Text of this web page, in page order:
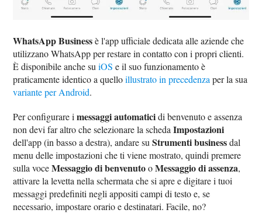
WhatsApp Businessè l'app ufficiale dedicata alle aziende che
utilizzano WhatsApp per restare in contatto con i propri clienti.
È disponibile anche suiOS e il suo funzionamento è
praticamente identico a quelloillustrato in precedenza per la sua
variante per Android.
Per configurare imessaggi automaticidi benvenuto e assenza
non devi far altro che selezionare la schedaImpostazioni
dell'app (in basso a destra), andare suStrumenti businessdal
menu delle impostazioni che ti viene mostrato, quindi premere
sulla voceMessaggio di benvenutooMessaggio di assenza,
attivare la levetta nella schermata che si apre e digitare i tuoi
messaggi predefiniti negli appositi campi di testo e, se
necessario, impostare orario e destinatari. Facile, no?